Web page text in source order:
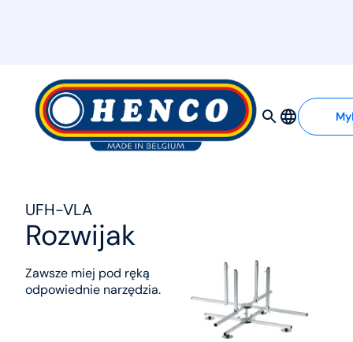
UFH-VLA
Rozwijak
Zawsze miej pod ręką
odpowiednie narzędzia.